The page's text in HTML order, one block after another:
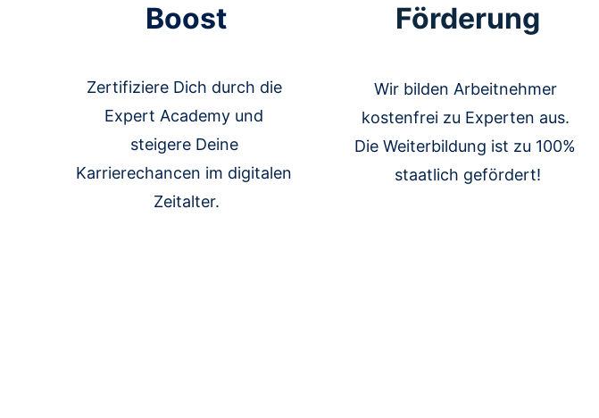
Zertifiziere Dich durch die
Expert Academy und
steigere Deine
Karrierechancen im digitalen
Zeitalter.
Boost
Förderung
Wir bilden Arbeitnehmer
kostenfrei zu Experten aus.
Die Weiterbildung ist zu 100%
staatlich gefördert!